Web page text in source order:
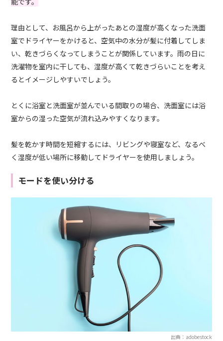
理由として、お風呂から上がったあとの湿度が高くなった洗面
室でドライヤーをかけると、空気中の水分が髪に付着してしま
い、乾きづらくなってしまうことが関係しています。雨の日に
洗濯物を室内に干しても、湿度が高くて乾きづらいことを考え
るとイメージしやすいでしょう。
とくに浴室と洗面室が並んでいる間取りの場合、洗面室には浴
室からの湿った空気が流れ込みやすくなります。
髪を乾かす時間を短縮するには、リビングや寝室など、なるべ
く湿度が低い場所に移動してドライヤーを使用しましょう。
モードを使い分ける
出典：adobestock